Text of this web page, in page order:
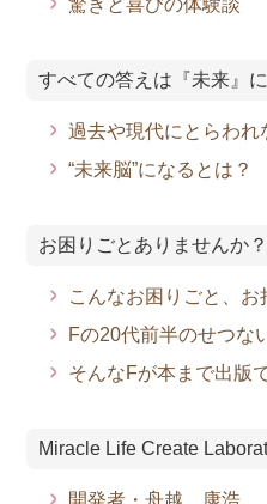
驚きと喜びの体験談
すべての答えは『未来』
過去や現代にとらわれ
“未来脳”になるとは？
お困りごとありませんか？
こんなお困りごと、お
Fの20代前半のせつな
そんなFが本まで出版
Miracle Life Create
開発者・舟越 康浩